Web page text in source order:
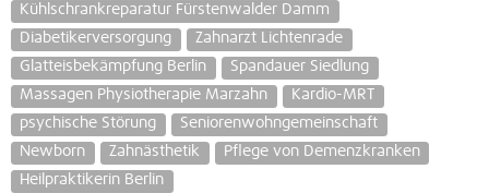
Kühlschrankreparatur Fürstenwalder Damm
Diabetikerversorgung
Zahnarzt Lichtenrade
Glatteisbekämpfung Berlin
Spandauer Siedlung
Massagen Physiotherapie Marzahn
Kardio-MRT
psychische Störung
Seniorenwohngemeinschaft
Newborn
Zahnästhetik
Pflege von Demenzkranken
Heilpraktikerin Berlin